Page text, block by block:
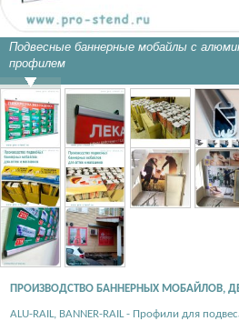
Подвесные баннерные мобайлы с
профилем
ПРОИЗВОДСТВО БАННЕРНЫХ МОБАЙЛОВ,
ALU-RAIL, BANNER-RAIL - Профили для